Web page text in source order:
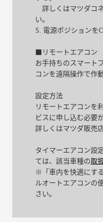
詳しくはマツダコ
い。
5. 電源ポジションを
■リモートエアコン
お⼿持ちのスマート
コンを遠隔操作で作
設定方法
リモートエアコンを
ビスに申し込む必要
詳しくはマツダ販売
タイマーエアコン設
ては、該当車種の取
※「車内を快適にす
ルオートエアコンの
さい。